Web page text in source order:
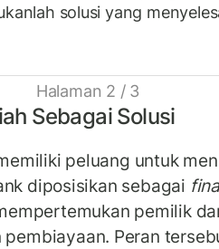
solusi yang
Halaman 2 / 3
Sebagai Solusi
peluang untuk
diposisikan sebagai
pemilik
Peran